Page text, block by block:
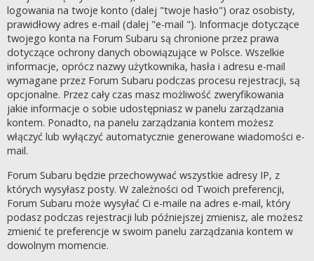
logowania na twoje konto (dalej "twoje hasło") oraz osobisty,
prawidłowy adres e-mail (dalej "e-mail "). Informacje dotyczące
twojego konta na Forum Subaru są chronione przez prawa
dotyczące ochrony danych obowiązujące w Polsce. Wszelkie
informacje, oprócz nazwy użytkownika, hasła i adresu e-mail
wymagane przez Forum Subaru podczas procesu rejestracji, są
opcjonalne. Przez cały czas masz możliwość zweryfikowania
jakie informacje o sobie udostępniasz w panelu zarządzania
kontem. Ponadto, na panelu zarządzania kontem możesz
włączyć lub wyłączyć automatycznie generowane wiadomości e-
mail.
Forum Subaru będzie przechowywać wszystkie adresy IP, z
których wysyłasz posty. W zależności od Twoich preferencji,
Forum Subaru może wysyłać Ci e-maile na adres e-mail, który
podasz podczas rejestracji lub późniejszej zmienisz, ale możesz
zmienić te preferencje w swoim panelu zarządzania kontem w
dowolnym momencie.